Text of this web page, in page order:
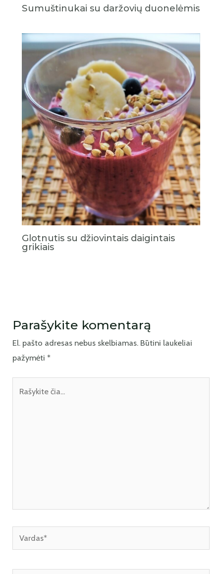
Sumuštinukai su daržovių duonelėmis
Glotnutis su džiovintais daigintais
grikiais
Parašykite komentarą
El. pašto adresas nebus skelbiamas. Būtini laukeliai
pažymėti*